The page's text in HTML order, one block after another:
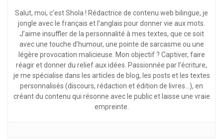
Salut, moi, c’est Shola ! Rédactrice de contenu web bilingue, je
jongle avec le français et l’anglais pour donner vie aux mots.
J’aime insuffler de la personnalité à mes textes, que ce soit
avec une touche d’humour, une pointe de sarcasme ou une
légère provocation malicieuse. Mon objectif ? Captiver, faire
réagir et donner du relief aux idées. Passionnée par l’écriture,
je me spécialise dans les articles de blog, les posts et les textes
personnalisés (discours, rédaction et édition de livres…), en
créant du contenu qui résonne avec le public et laisse une vraie
empreinte.